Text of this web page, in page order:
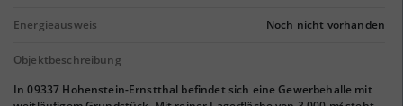
Energieausweis Noch nicht vorhanden
Objektbeschreibung
In 09337 Hohenstein-Ernstthal befindet sich eine Gewerbehalle mit